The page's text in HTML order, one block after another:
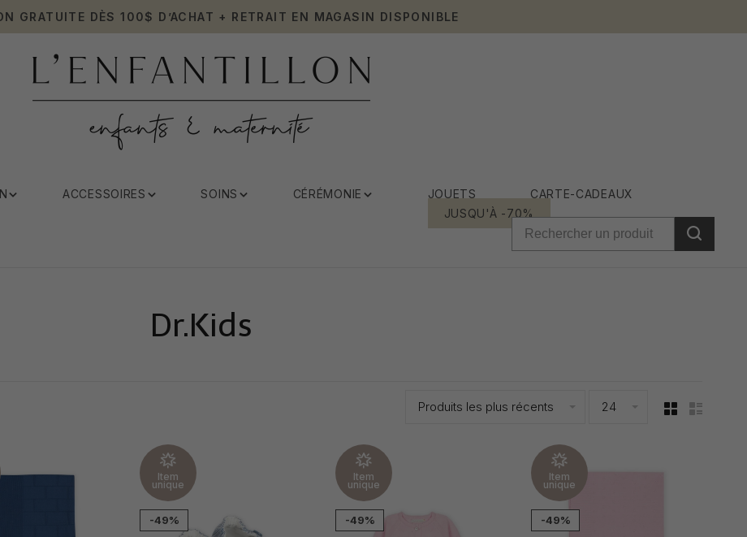
GRATUITE DÈS 100$ D’ACHAT + RETRAIT EN MAGASIN DISPONIBLE
ACCESSOIRES SOINS CÉRÉMONIE JOUETS
CARTE-CADEAUX
JUSQU'À -70%
Dr.Kids
Produits les plus récents 24
Item
unique
-49%
Item
unique
-49%
Item
unique
-49%